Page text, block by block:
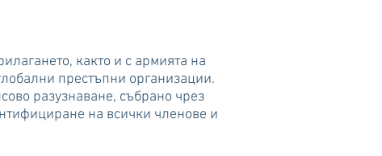
както и с армията на
престъпни организации.
разузнаване, събрано чрез
на всички членове и